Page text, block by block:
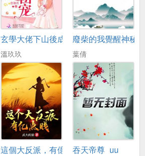
玄學大佬下山後成了團寵
溫玖玖
廢柴的我覺醒神秘
葉倩
這個大反派，有億點賤吞天帝尊_uu